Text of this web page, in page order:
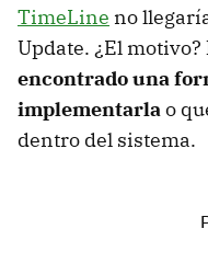
TimeLine no
Update. ¿El motivo?
encontrado una
implementarlao
dentro del sistema.